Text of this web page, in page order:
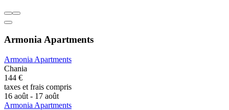
Armonia Apartments
Armonia Apartments
Chania
144 €
taxes et frais compris
16 août - 17 août
Armonia Apartments